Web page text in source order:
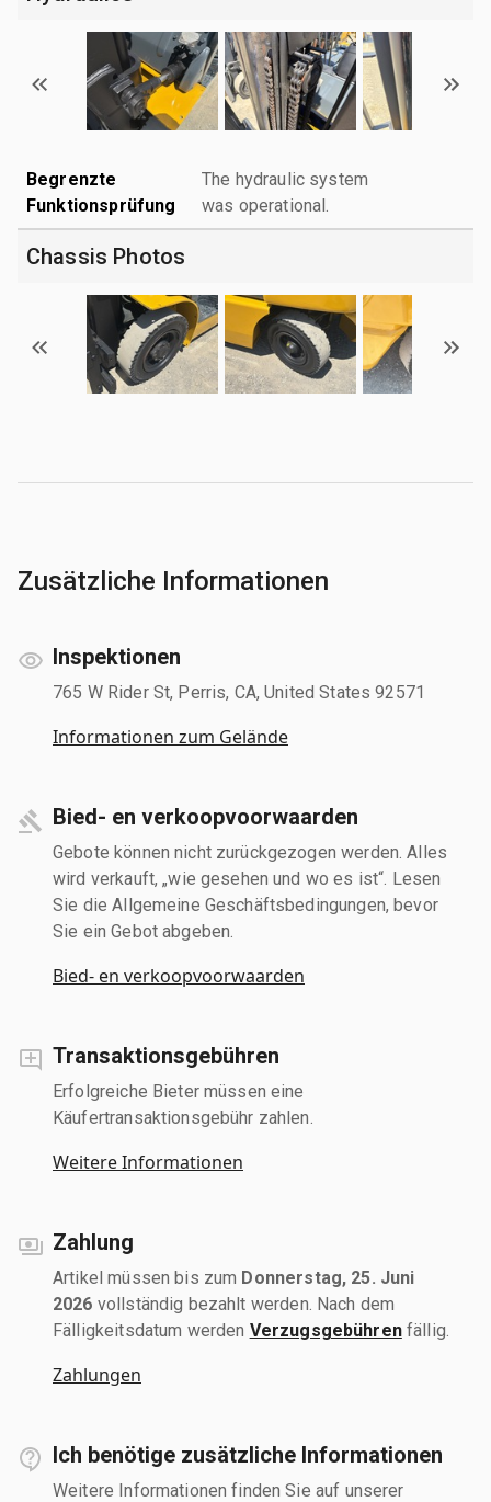
Begrenzte
Funktionsprüfung
The hydraulic system
was operational.
Chassis Photos
Zusätzliche Informationen
Inspektionen
765 W Rider St, Perris, CA, United States 92571
Informationen zum Gelände
Bied- en verkoopvoorwaarden
Gebote können nicht zurückgezogen werden. Alles
wird verkauft, „wie gesehen und wo es ist“. Lesen
Sie die Allgemeine Geschäftsbedingungen, bevor
Sie ein Gebot abgeben.
Bied- en verkoopvoorwaarden
Transaktionsgebühren
Erfolgreiche Bieter müssen eine
Käufertransaktionsgebühr zahlen.
Weitere Informationen
Zahlung
Artikel müssen bis zum Donnerstag, 25. Juni
2026 vollständig bezahlt werden. Nach dem
Fälligkeitsdatum werden Verzugsgebührenfällig.
Zahlungen
Ich benötige zusätzliche Informationen
Weitere Informationen finden Sie auf unserer